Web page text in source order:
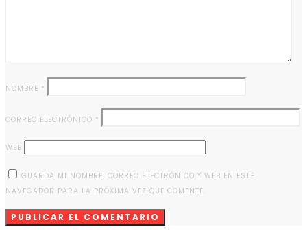
NOMBRE *
CORREO ELECTRÓNICO *
WEB
GUARDA MI NOMBRE, CORREO ELECTRÓNICO Y WEB EN ESTE
NAVEGADOR PARA LA PRÓXIMA VEZ QUE COMENTE.